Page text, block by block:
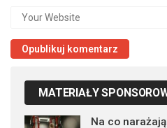
MATERIAŁY
Na co